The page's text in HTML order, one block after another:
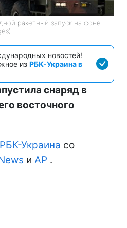
ракетный запуск на фоне
новостей!
из РБК-Украина в
снаряд в
восточного
РБК-Украина со
и АР .